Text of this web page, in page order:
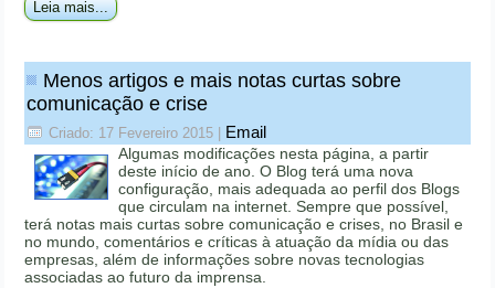
Leia mais...
Menos artigos e mais notas curtas sobre
comunicação e crise
Criado: 17 Fevereiro 2015 Email
Algumas modificações nesta página, a partir
deste início de ano. O Blog terá uma nova
configuração, mais adequada ao perfil dos Blogs
que circulam na internet. Sempre que possível,
terá notas mais curtas sobre comunicação e crises, no Brasil e
no mundo, comentários e críticas à atuação da mídia ou das
empresas, além de informações sobre novas tecnologias
associadas ao futuro da imprensa.